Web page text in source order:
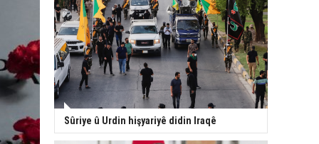
Sûriye û Urdin hişyariyê didin Iraqê